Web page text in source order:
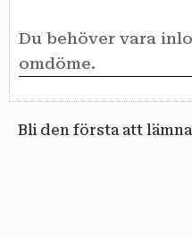
Bli den första att